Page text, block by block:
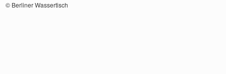
© Berliner Wassertisch